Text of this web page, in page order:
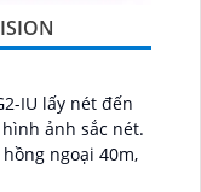
IU lấy nét đến
ảnh sắc nét.
ngoại 40m,